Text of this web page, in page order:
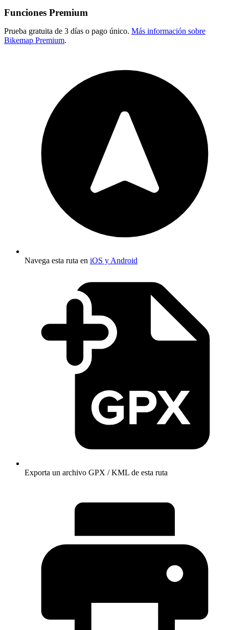
Funciones Premium
Prueba gratuita de 3 días o pago único. Más información sobre
Bikemap Premium.
Navega esta ruta en iOS y Android
Exporta un archivo GPX / KML de esta ruta